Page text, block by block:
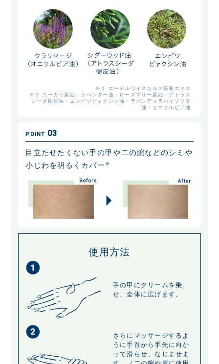
※１ エーデルワイスカルス培養エキス
※２ ユーカリ葉油・ラベンダー油・ローズマリー葉油・アトラス
シーダ樹皮油・エンピツビャクシン油・ラバンデュラハイブリダ
油・オニサルビア油
POINT 03
目立たせたくない手の甲や二の腕などのシミや
小じわを明るくカバー ※
使用方法
手の甲にクリームを乗
せ、全体に広げます。
さらにマッサージするよ
うに手首から手先に向か
って滑らせ、なじませま